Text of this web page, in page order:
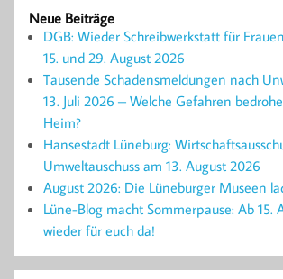
Neue Beiträge
DGB: Wieder Schreibwerkstatt für
15. und 29. August 2026
Tausende Schadensmeldungen nach
13. Juli 2026 – Welche Gefahren
Heim?
Hansestadt Lüneburg:
Umweltauschuss am 13. August 2026
August 2026: Die Lüneburger Museen
Lüne-Blog macht Sommerpause: Ab 15.
wieder für euch da!